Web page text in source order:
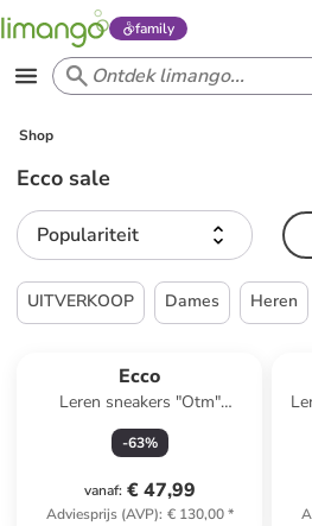
family
Shop
Ecco sale
Populariteit
UITVERKOOP Dames Heren
Ecco
Leren sneakers "Otm"
grijs/zilverkleurig
-63%
vanaf: € 47,99
Adviesprijs (AVP): € 130,00*